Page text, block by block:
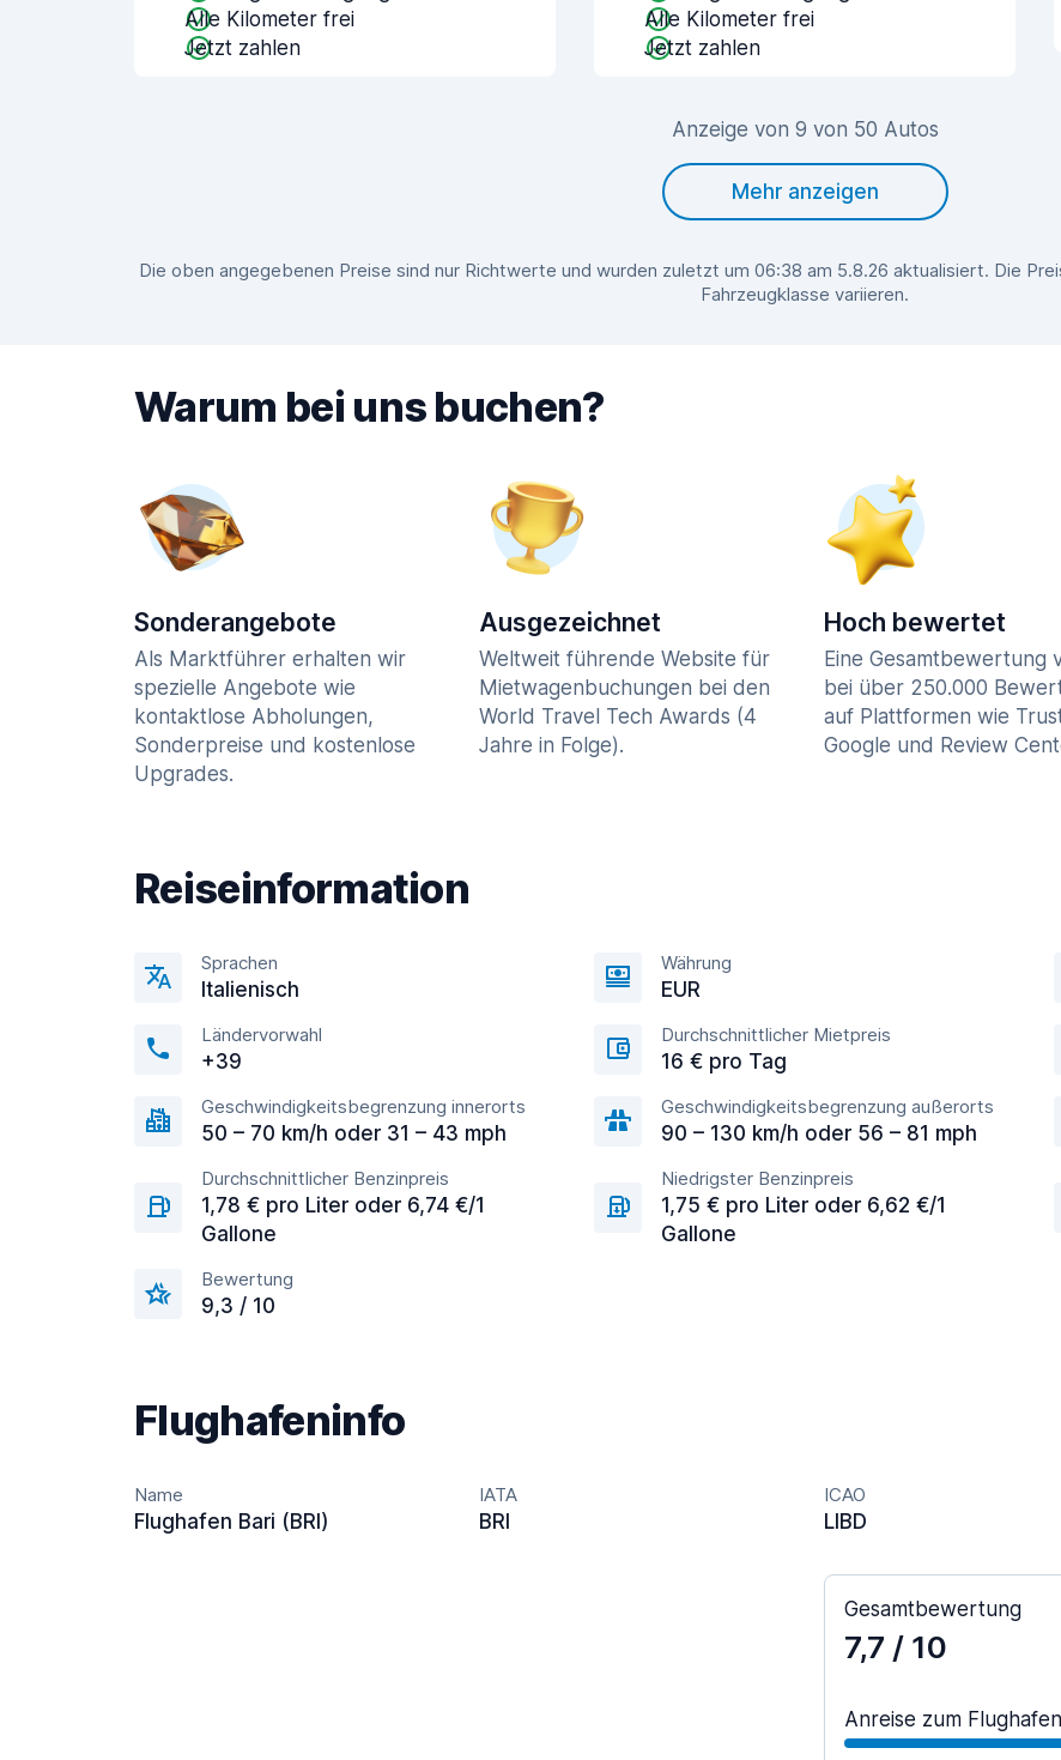
Alle Kilometer frei
Jetzt zahlen
Alle Kilometer frei
Jetzt zahlen
Anzeige von 9 von 50 Autos
Mehr anzeigen
Die oben angegebenen Preise sind nur Richtwerte und wurden zuletzt um 06:38 am 5.8.26 aktualisiert. Die
Fahrzeugklasse variieren.
Warum bei uns buchen?
Sonderangebote
Als Marktführer erhalten wir
spezielle Angebote wie
kontaktlose Abholungen,
Sonderpreise und kostenlose
Upgrades.
Ausgezeichnet
Weltweit führende Website für
Mietwagenbuchungen bei den
World Travel Tech Awards (4
Jahre in Folge).
Hoch bewertet
Eine Gesamtbewertung
bei über 250.000
auf Plattformen wie
Google und Review
Reiseinformation
Sprachen
Italienisch
Währung
EUR
Ländervorwahl
+39
Durchschnittlicher Mietpreis
16 € pro Tag
Geschwindigkeitsbegrenzung innerorts
50 – 70 km/h oder 31 – 43 mph
Geschwindigkeitsbegrenzung außerorts
90 – 130 km/h oder 56 – 81 mph
Durchschnittlicher Benzinpreis
1,78 € pro Liter oder 6,74 €/1
Gallone
Niedrigster Benzinpreis
1,75 € pro Liter oder 6,62 €/1
Gallone
Bewertung
9,3 / 10
Flughafeninfo
Name
Flughafen Bari (BRI)
IATA
BRI
ICAO
LIBD
Gesamtbewertung
7,7 / 10
Anreise zum Flughafen